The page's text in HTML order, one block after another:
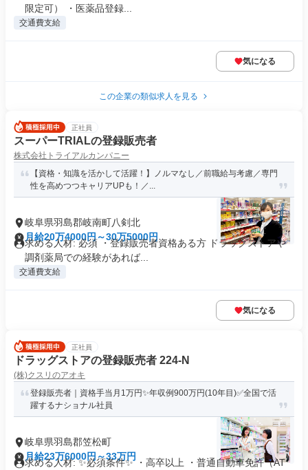
限定可） ・医薬品登録...
交通費支給
気になる
この企業の類似求人を見る
正社員
スーパーTRIALの登録販売者
株式会社トライアルカンパニー
【資格・知識を活かして活躍！】ノルマなし／前職給与考慮／専⾨
性を⾼めつつキャリアUPも！／...
岐阜県羽島郡岐南町八剣北
月給20万4000円～30万5000円
求める人材: 必須 ・登録販売者資格ある方 ドラッグストアや
調剤薬局での経験があれば...
交通費支給
気になる
正社員
ドラッグストアの登録販売者 224-N
(株)クスリのアオキ
登録販売者｜資格手当月1万円✨年収例900万円(10年目)✅全国で活
躍するナショナル社員
岐阜県羽島郡笠松町
月給23万6000円～33万円
求める人材: ✨必須条件✨ ・高卒以上 ・普通自動車免許（AT